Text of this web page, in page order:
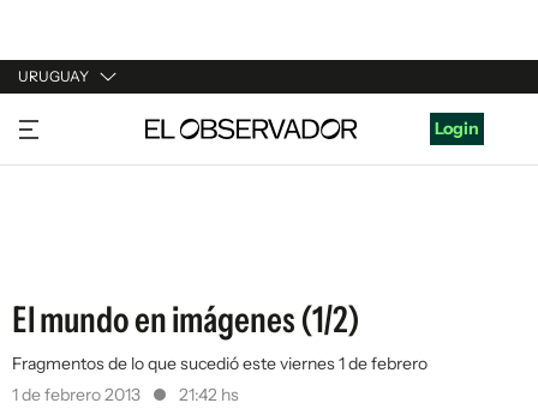
URUGUAY
URUGUAY
ARGENTINA
Login
El mundo en imágenes (1/2)
Fragmentos de lo que sucedió este viernes 1 de febrero
1 de febrero 2013
21:42 hs